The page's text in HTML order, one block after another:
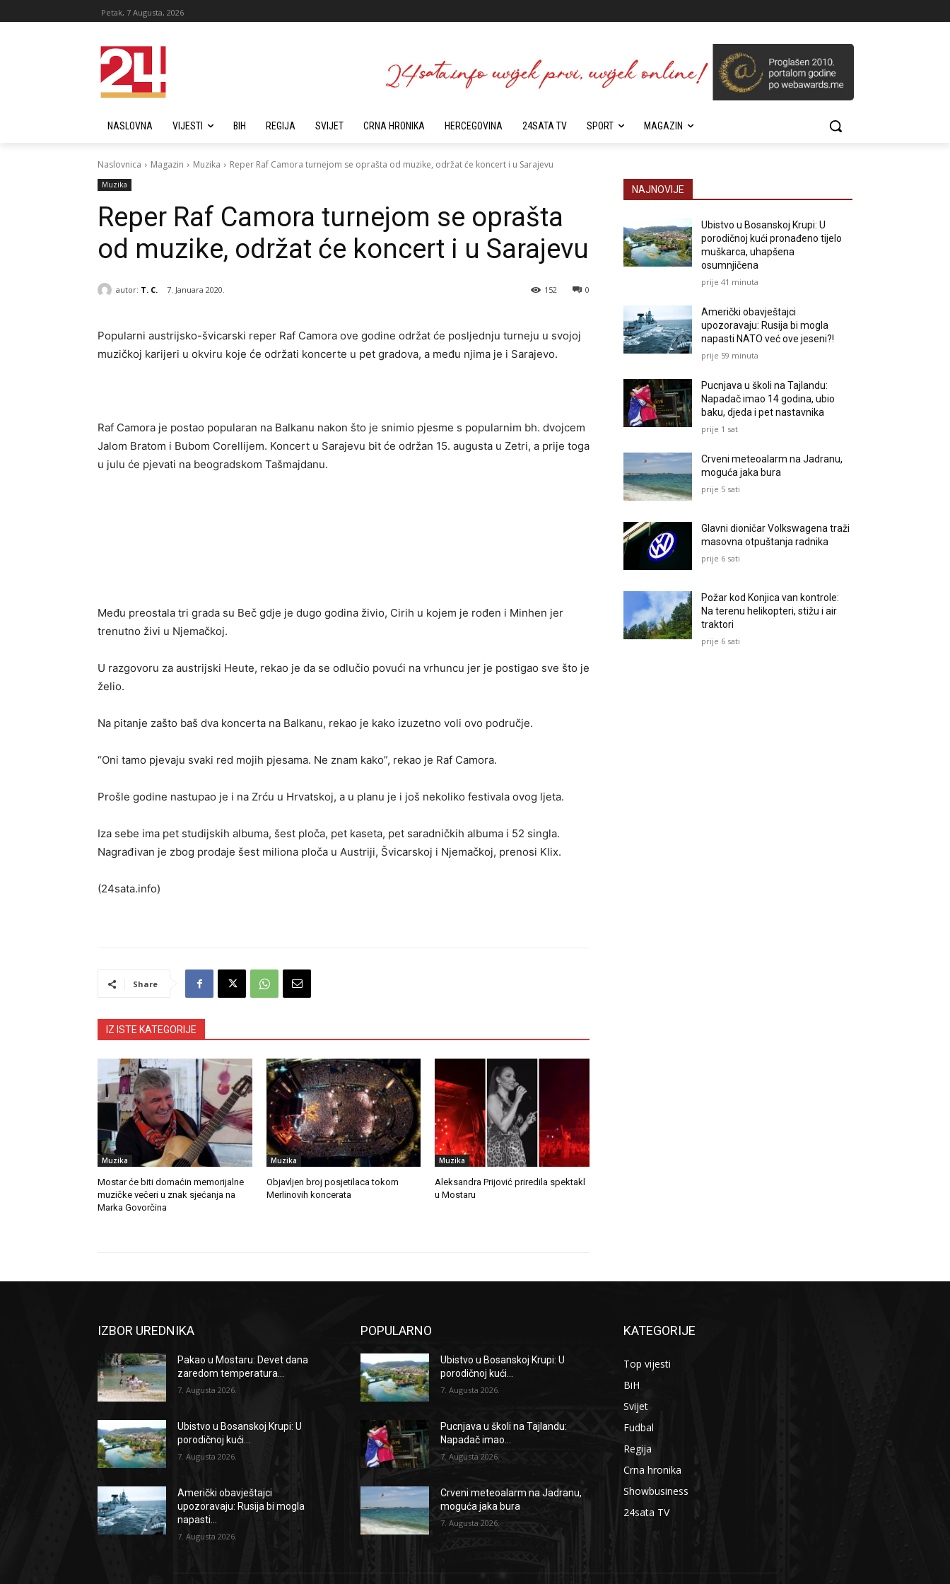
Petak, 7 Augusta, 2026
NASLOVNA VIJESTI BIH REGIJA SVIJET CRNA HRONIKA HERCEGOVINA 24SATA TV SPORT MAGAZIN
Naslovnica Magazin Muzika Reper Raf Camora turnejom se oprašta od muzike, održat će koncert i u Sarajevu
Muzika
Reper Raf Camora turnejom se oprašta
od muzike, održat će koncert i u Sarajevu
autor: T. C. 7. Januara 2020. 0
152
Popularni austrijsko-švicarski reper Raf Camora ove godine održat će posljednju turneju u svojoj
muzičkoj karijeri u okviru koje će održati koncerte u pet gradova, a među njima je i Sarajevo.
Raf Camora je postao popularan na Balkanu nakon što je snimio pjesme s popularnim bh. dvojcem
Jalom Bratom i Bubom Corellijem. Koncert u Sarajevu bit će održan 15. augusta u Zetri, a prije toga
u julu će pjevati na beogradskom Tašmajdanu.
Među preostala tri grada su Beč gdje je dugo godina živio, Cirih u kojem je rođen i Minhen jer
trenutno živi u Njemačkoj.
U razgovoru za austrijski Heute, rekao je da se odlučio povući na vrhuncu jer je postigao sve što je
želio.
Na pitanje zašto baš dva koncerta na Balkanu, rekao je kako izuzetno voli ovo područje.
“Oni tamo pjevaju svaki red mojih pjesama. Ne znam kako”, rekao je Raf Camora.
Prošle godine nastupao je i na Zrću u Hrvatskoj, a u planu je i još nekoliko festivala ovog ljeta.
Iza sebe ima pet studijskih albuma, šest ploča, pet kaseta, pet saradničkih albuma i 52 singla.
Nagrađivan je zbog prodaje šest miliona ploča u Austriji, Švicarskoj i Njemačkoj, prenosi Klix.
(24sata.info)
Share
IZ ISTE KATEGORIJE
Muzika
Mostar će biti domaćin memorijalne
muzičke večeri u znak sjećanja na
Marka Govorčina
Muzika
Objavljen broj posjetilaca tokom
Merlinovih koncerata
Muzika
Aleksandra Prijović priredila spektakl
u Mostaru
NAJNOVIJE
Ubistvo u Bosanskoj Krupi: U
porodičnoj kući pronađeno tijelo
muškarca, uhapšena
osumnjičena
prije 41 minuta
Američki obavještajci
upozoravaju: Rusija bi mogla
napasti NATO već ove jeseni?!
prije 59 minuta
Pucnjava u školi na Tajlandu:
Napadač imao 14 godina, ubio
baku, djeda i pet nastavnika
prije 1 sat
Crveni meteoalarm na Jadranu,
moguća jaka bura
prije 5 sati
Glavni dioničar Volkswagena traži
masovna otpuštanja radnika
prije 6 sati
Požar kod Konjica van kontrole:
Na terenu helikopteri, stižu i air
traktori
prije 6 sati
IZBOR UREDNIKA
Pakao u Mostaru: Devet dana
zaredom temperatura...
7. Augusta 2026.
Ubistvo u Bosanskoj Krupi: U
porodičnoj kući...
7. Augusta 2026.
Američki obavještajci
upozoravaju: Rusija bi mogla
napasti...
7. Augusta 2026.
POPULARNO
Ubistvo u Bosanskoj Krupi: U
porodičnoj kući...
7. Augusta 2026.
Pucnjava u školi na Tajlandu:
Napadač imao...
7. Augusta 2026.
Crveni meteoalarm na Jadranu,
moguća jaka bura
7. Augusta 2026.
KATEGORIJE
Top vijesti
BiH
Svijet
Fudbal
Regija
Crna hronika
Showbusiness
24sata TV